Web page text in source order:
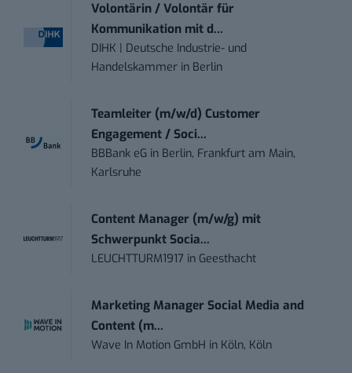
Volontärin / Volontär für
Kommunikation mit d...
DIHK | Deutsche Industrie- und
Handelskammer in Berlin
Teamleiter (m/w/d) Customer
Engagement / Soci...
BBBank eG in Berlin, Frankfurt am Main,
Karlsruhe
Content Manager (m/w/g) mit
Schwerpunkt Socia...
LEUCHTTURM1917 in Geesthacht
Marketing Manager Social Media and
Content (m...
Wave In Motion GmbH in Köln, Köln